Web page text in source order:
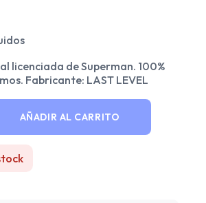
licenciada de Superman. 100%
Fabricante: LAST LEVEL
AÑADIR AL CARRITO